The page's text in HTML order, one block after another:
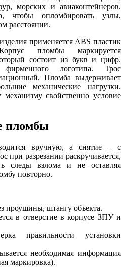
морских и авиаконтейнеров.
чтобы опломбировать узлы,
расстоянии.
применяется ABS пластик
пломбы маркируется
состоит из букв и цифр.
фирменного логотипа. Трос
Пломба выдерживает
механические нагрузки.
механизму свойственно условие
пломбы
вручную, а снятие – с
при разрезании раскручивается,
следы взлома и не оставляя
повторно.
проушины, штангу объекта.
в отверстие в корпусе ЗПУ и
правильности установки
необходимая информация
маркировка).